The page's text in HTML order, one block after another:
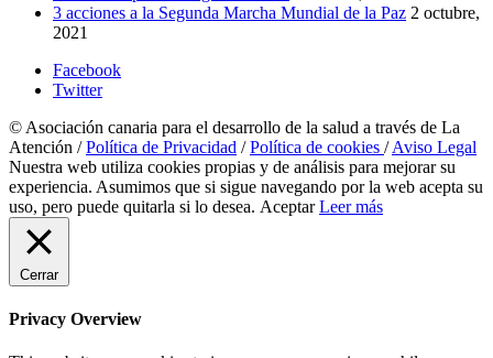
3 acciones a la Segunda Marcha Mundial de la Paz 2 octubre,
2021
Facebook
Twitter
© Asociación canaria para el desarrollo de la salud a través de La
Atención /Política de Privacidad /Política de cookies /Aviso Legal
Nuestra web utiliza cookies propias y de análisis para mejorar su
experiencia. Asumimos que si sigue navegando por la web acepta su
uso, pero puede quitarla si lo desea. Aceptar Leer más
Cerrar
Privacy Overview